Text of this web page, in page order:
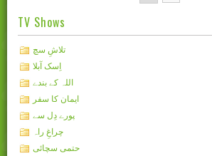
TV Shows
تلاشِ سچ
اِسک آبلا
اللہ کے بندے
ایمان کا سفر
پورے دِل سے
چراغِ راہ
حتمی سچائی